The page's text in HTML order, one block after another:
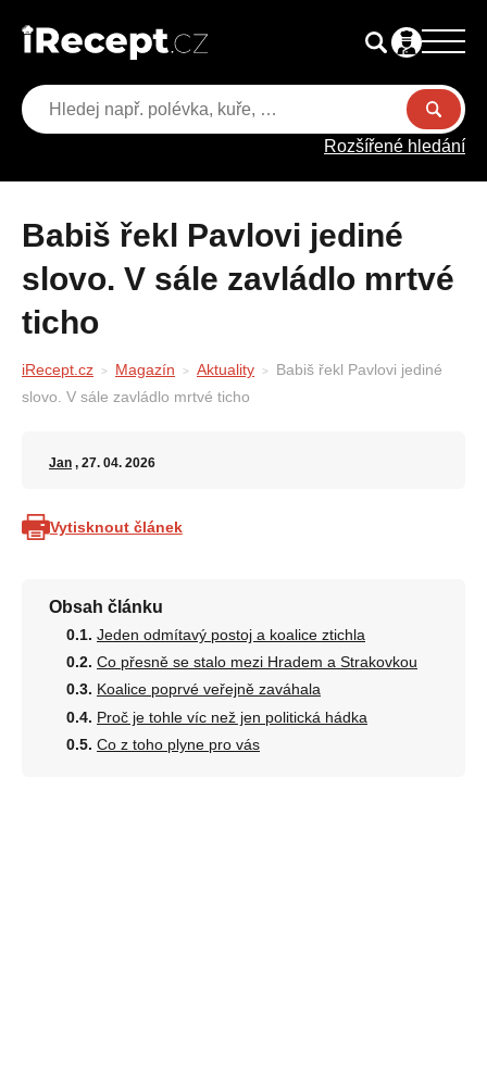
Rozšířené hledání
Babiš řekl Pavlovi jediné
slovo. V sále zavládlo mrtvé
ticho
iRecept.cz Magazín Aktuality
Babiš řekl Pavlovi jediné
slovo. V sále zavládlo mrtvé ticho
Jan , 27. 04. 2026
Vytisknout článek
Obsah článku
Jeden odmítavý postoj a koalice ztichla
Co přesně se stalo mezi Hradem a Strakovkou
Koalice poprvé veřejně zaváhala
Proč je tohle víc než jen politická hádka
Co z toho plyne pro vás